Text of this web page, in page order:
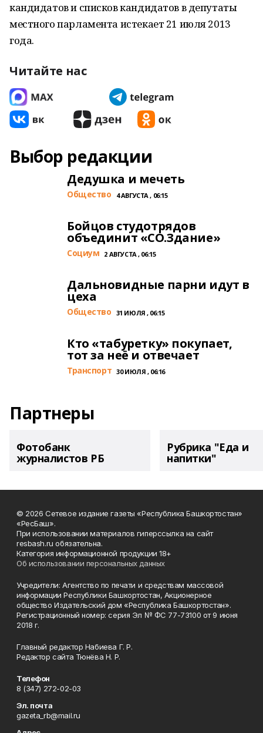
кандидатов и списков кандидатов в депутаты
местного парламента истекает 21 июля 2013
года.
Читайте нас
Выбор редакции
Дедушка и мечеть
Общество 4 АВГУСТА , 06:15
Бойцов студотрядов
объединит «СО.Здание»
Cоциум 2 АВГУСТА , 06:15
Дальновидные парни идут в
цеха
Общество 31 ИЮЛЯ , 06:15
Кто «табуретку» покупает,
тот за неё и отвечает
Транспорт 30 ИЮЛЯ , 06:16
Партнеры
Фотобанк
журналистов РБ
Рубрика "Еда и
напитки"
© 2026 Сетевое издание газеты «Республика Башкортостан»
«РесБаш».
При использовании материалов гиперссылка на сайт
resbash.ru обязательна.
Категория информационной продукции 18+
Об использовании персональных данных
Учредители: Агентство по печати и средствам массовой
информации Республики Башкортостан, Акционерное
общество Издательский дом «Республика Башкортостан».
Регистрационный номер: серия Эл № ФС 77-73100 от 9 июня
2018 г.
Главный редактор Набиева Г. Р.
Редактор сайта Тюнёва Н. Р.
Телефон
8 (347) 272-02-03
Эл. почта
gazeta_rb@mail.ru